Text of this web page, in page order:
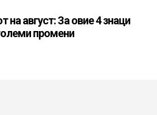
на август: За овие 4 знаци
промени